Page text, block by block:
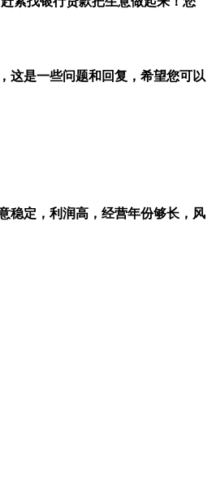
这是一些问题和回复，希望您可以
稳定，利润高，经营年份够长，风